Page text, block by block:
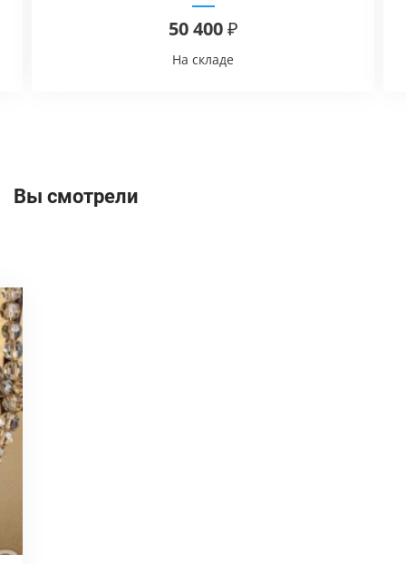
50 400 ₽
На складе
Вы смотрели